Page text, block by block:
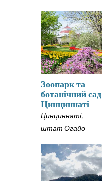
Зоопарк та
ботанічний сад
Цинциннаті
Цинциннаті,
штат Огайо